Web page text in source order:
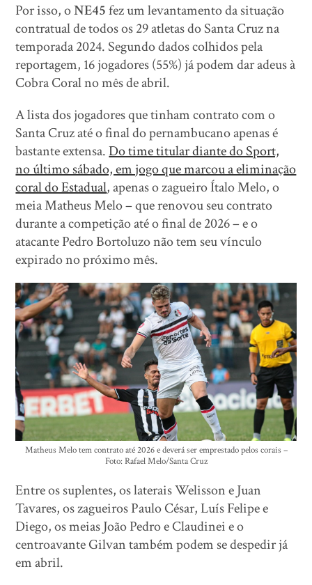
Por isso, oNE45fez um levantamento da situação
contratual de todos os 29 atletas do Santa Cruz na
temporada 2024. Segundo dados colhidos pela
reportagem, 16 jogadores (55%) já podem dar adeus à
Cobra Coral no mês de abril.
A lista dos jogadores que tinham contrato com o
Santa Cruz até o final do pernambucano apenas é
bastante extensa.Do time titular diante do Sport,
no último sábado, em jogo que marcou a eliminação
coral do Estadual, apenas o zagueiro Ítalo Melo, o
meia Matheus Melo – que renovou seu contrato
durante a competição até o final de 2026 – e o
atacante Pedro Bortoluzo não tem seu vínculo
expirado no próximo mês.
Matheus Melo tem contrato até 2026 e deverá ser emprestado pelos corais –
Foto: Rafael Melo/Santa Cruz
Entre os suplentes, os laterais Welisson e Juan
Tavares, os zagueiros Paulo César, Luís Felipe e
Diego, os meias João Pedro e Claudinei e o
centroavante Gilvan também podem se despedir já
em abril.